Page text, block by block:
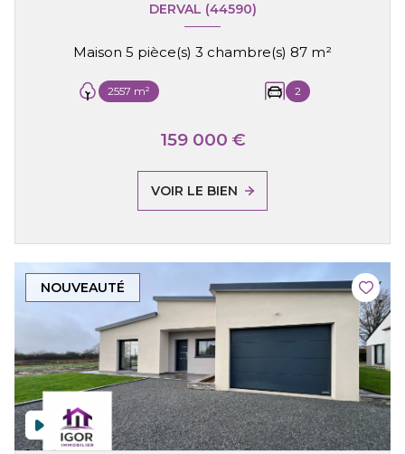
DERVAL (44590)
Maison 5 pièce(s) 3 chambre(s) 87 m²
2557 m² 2
159 000 €
VOIR LE BIEN
NOUVEAUTÉ